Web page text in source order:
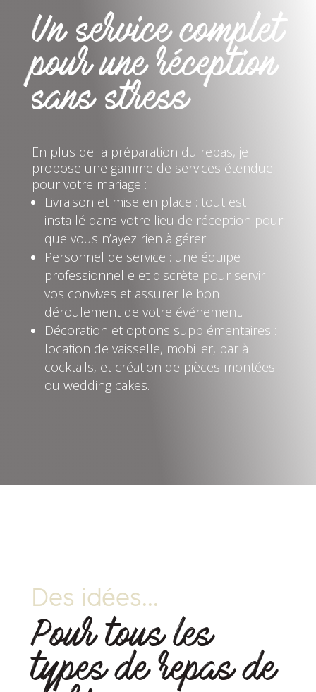
Un service complet
pour une réception
sans stress
En plus de la préparation du repas, je
propose une gamme de services étendue
pour votre mariage :
Livraison et mise en place : tout est
installé dans votre lieu de réception pour
que vous n’ayez rien à gérer.
Personnel de service : une équipe
professionnelle et discrète pour servir
vos convives et assurer le bon
déroulement de votre événement.
Décoration et options supplémentaires :
location de vaisselle, mobilier, bar à
cocktails, et création de pièces montées
ou wedding cakes.
Des idées...
Pour tous les
types de repas de